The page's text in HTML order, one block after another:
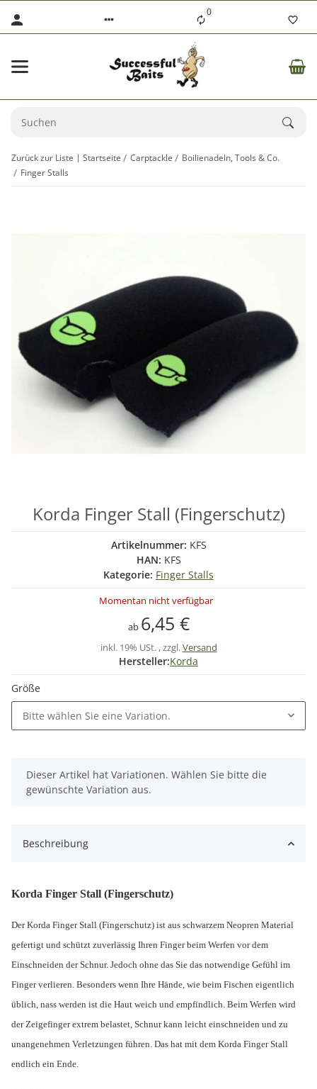
0
Zurück zur Liste Startseite Carptackle
Boilienadeln, Tools & Co.
Finger Stalls
Korda Finger Stall (Fingerschutz)
Artikelnummer: KFS
HAN: KFS
Kategorie: Finger Stalls
Momentan nicht verfügbar
ab 6,45 €
inkl. 19% USt. , zzgl.Versand
Hersteller:Korda
Größe
Bitte wählen Sie eine Variation.
x
Dieser Artikel hat Variationen. Wählen Sie bitte die
gewünschte Variation aus.
Beschreibung
Korda Finger Stall (Fingerschutz)
Der Korda Finger Stall (Fingerschutz) ist aus schwarzem Neopren Material
gefertigt und schützt zuverlässig Ihren Finger beim Werfen vor dem
Einschneiden der Schnur. Jedoch ohne das Sie das notwendige Gefühl im
Finger verlieren. Besonders wenn Ihre Hände, wie beim Fischen eigentlich
üblich, nass werden ist die Haut weich und empfindlich. Beim Werfen wird
der Zeigefinger extrem belastet, Schnur kann leicht einschneiden und zu
unangenehmen Verletzungen führen. Das hat mit dem Korda Finger Stall
endlich ein Ende.